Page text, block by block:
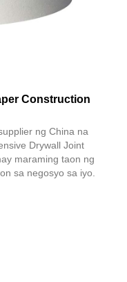
Construction
ng China na
Drywall Joint
maraming taon ng
sa negosyo sa iyo.